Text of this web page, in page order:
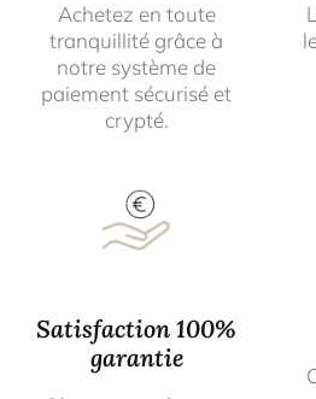
Achetez en toute
tranquillité grâce à
notre système de
paiement sécurisé et
crypté.
Satisfaction 100%
garantie